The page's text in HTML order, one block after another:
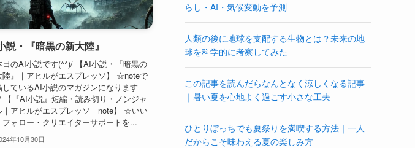
説・『暗黒の新大陸』
のAI小説です(^^)/ 【AI小説・『暗黒の
陸』｜アヒルがエスプレッソ】 ☆noteで
しているAI小説のマガジンになります
【『AI小説』短編・読み切り・ノンジャ
｜アヒルがエスプレッソ｜note】 ☆いい
フォロー・クリエイターサポートを...
年10月30日
らし・AI・気候変動を予測
人類の後に地球を支配する生物とは？未来の地
球を科学的に考察してみた
この記事を読んだらなんとなく涼しくなる記事
｜暑い夏を心地よく過ごす小さな工夫
ひとりぼっちでも夏祭りを満喫する方法｜一人
だからこそ味わえる夏の楽しみ方